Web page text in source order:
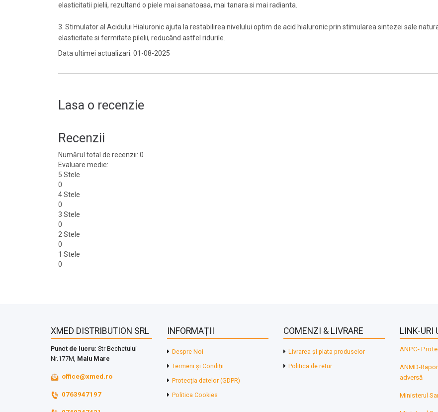
elasticitatii pielii, rezultand o piele mai sanatoasa, mai tanara si mai radianta.
3. Stimulator al Acidului Hialuronic ajuta la restabilirea nivelului optim de acid hialuronic prin stimularea sintezei sale
elasticitate si fermitate pilelii, reducând astfel ridurile.
Data ultimei actualizari: 01-08-2025
Lasa o recenzie
Recenzii
Numărul total de recenzii: 0
Evaluare medie:
5 Stele
0
4 Stele
0
3 Stele
0
2 Stele
0
1 Stele
0
XMED DISTRIBUTION SRL
Punct de lucru: Str Bechetului
Nr.177M, Malu Mare
office@xmed.ro
0763947197
INFORMAȚII
Despre Noi
Termeni și Condiții
Protecția datelor (GDPR)
Politica Cookies
COMENZI & LIVRARE
Livrarea și plata produselor
Politica de retur
LINK-URI
ANPC-
ANMD-
adversă
Ministerul